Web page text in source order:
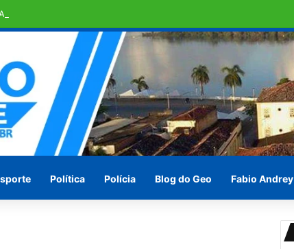
sobre suspeita de estupro
Política Polícia Blog do Geo Fabio Andrey